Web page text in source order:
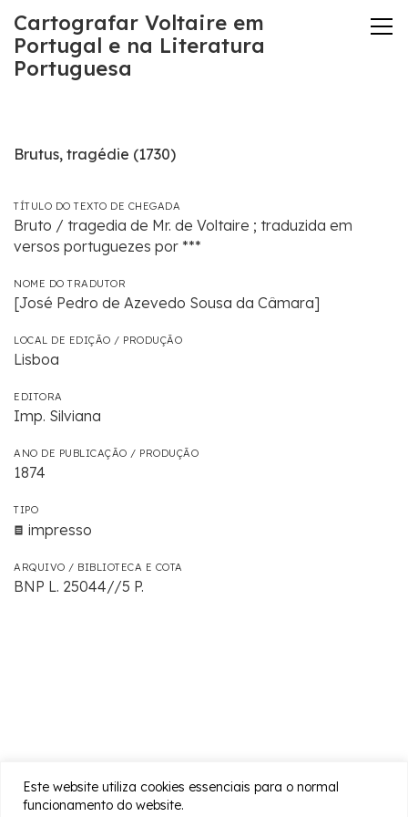
Este website utiliza cookies essenciais para o normal
funcionamento do website.
Cartografar Voltaire em
Portugal e na Literatura
Portuguesa
Brutus, tragédie (1730)
TÍTULO DO TEXTO DE CHEGADA
Bruto / tragedia de Mr. de Voltaire ; traduzida em
versos portuguezes por ***
NOME DO TRADUTOR
[José Pedro de Azevedo Sousa da Câmara]
LOCAL DE EDIÇÃO / PRODUÇÃO
Lisboa
EDITORA
Imp. Silviana
ANO DE PUBLICAÇÃO / PRODUÇÃO
1874
TIPO
impresso
ARQUIVO / BIBLIOTECA E COTA
BNP L. 25044//5 P.